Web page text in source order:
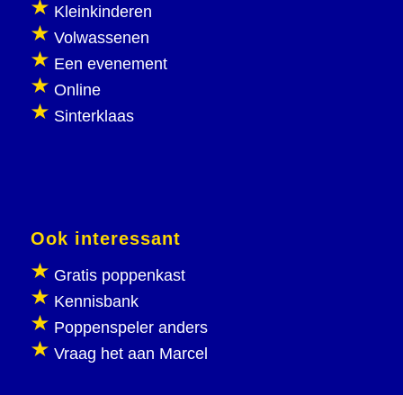
Kleinkinderen
Volwassenen
Een evenement
Online
Sinterklaas
Ook interessant
Gratis poppenkast
Kennisbank
Poppenspeler anders
Vraag het aan Marcel